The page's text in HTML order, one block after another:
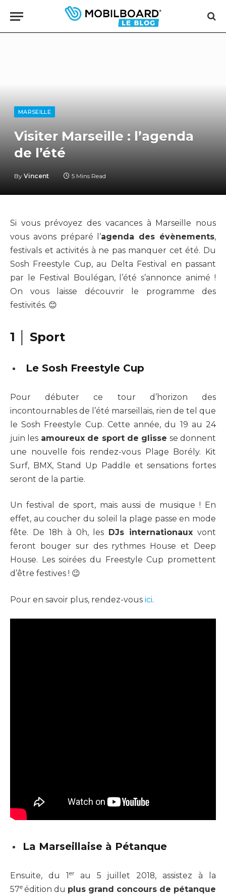
MARSEILLE
Visiter Marseille : l’agenda
de l’été
By Vincent 5 Mins Read
Si vous prévoyez des vacances à Marseille nous
vous avons préparé l’agenda des évènements,
festivals et activités à ne pas manquer cet été. Du
Sosh Freestyle Cup, au Delta Festival en passant
par le Festival Boulégan, l’été s’annonce animé !
On vous laisse découvrir le programme des
festivités. 😊
1 │ Sport
Le Sosh Freestyle Cup
Pour débuter ce tour d’horizon des
incontournables de l’été marseillais, rien de tel que
le Sosh Freestyle Cup. Cette année, du 19 au 24
juin les amoureux de sport de glisse se donnent
une nouvelle fois rendez-vous Plage Borély. Kit
Surf, BMX, Stand Up Paddle et sensations fortes
seront de la partie.
Un festival de sport, mais aussi de musique ! En
effet, au coucher du soleil la plage passe en mode
fête. De 18h à 0h, les
DJs internationaux vont
feront bouger sur des rythmes House et Deep
House. Les soirées du Freestyle Cup promettent
d’être festives ! 😉
Pour en savoir plus, rendez-vous ici.
La Marseillaise à Pétanque
Ensuite, du 1er au 5 juillet 2018, assistez à la
57e édition du plus grand concours de pétanque